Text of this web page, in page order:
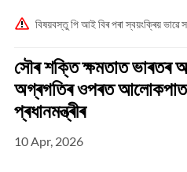
বিষয়বস্তু পি আই বিৰ পৰা স্বয়ংক্ৰিয় ভাৱে
সৌৰ শক্তি ক্ষমতাত ভাৰতৰ
অগ্ৰগতিৰ ওপৰত আলোকপাত
প্ৰধানমন্ত্ৰীৰ
10 Apr, 2026